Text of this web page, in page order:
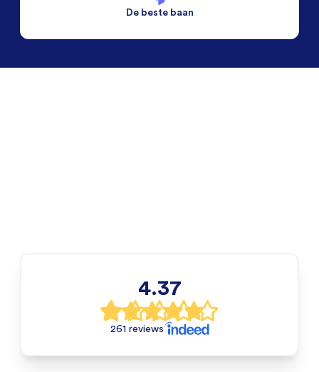
De beste baan
4.37
261 reviews